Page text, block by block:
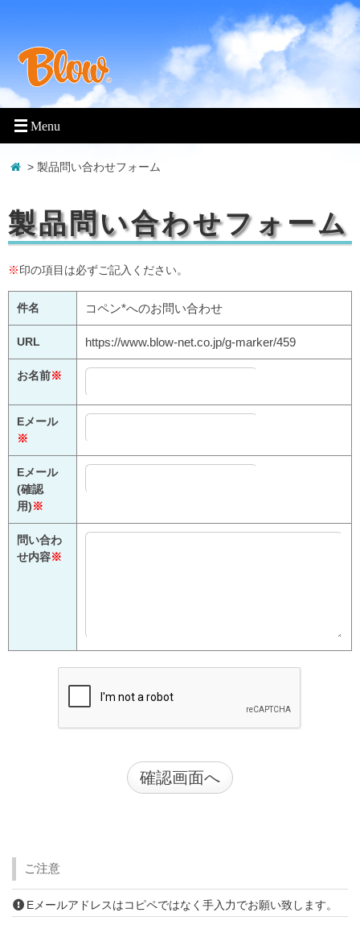
> 製品問い合わせフォーム
製品問い合わせフォーム
※印の項目は必ずご記入ください。
件名 コペン*へのお問い合わせ
URL https://www.blow-net.co.jp/g-marker/459
お名前※
Eメール
※
Eメール
(確認
用)※
問い合わ
せ内容※
ご注意
Eメールアドレスはコピペではなく手入力でお願い致します。